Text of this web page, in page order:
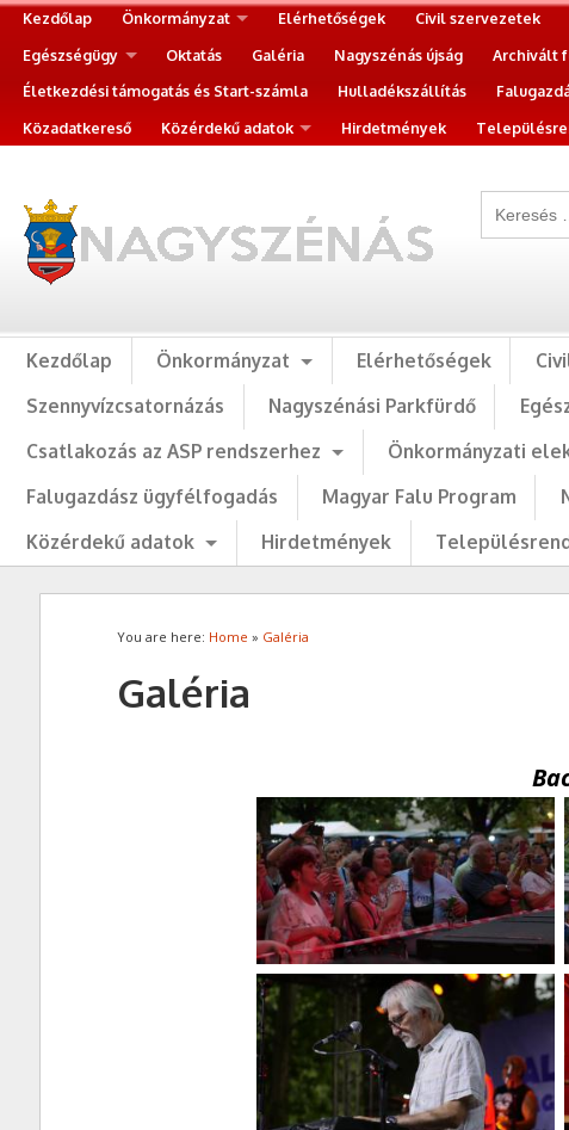
Kezdőlap Önkormányzat Elérhetőségek Civil szervezetek
Egészségügy
Oktatás Galéria Nagyszénás újság Archivált
Életkezdési támogatás és Start-számla
Hulladékszállítás
Közadatkereső
Közérdekű adatok Hirdetmények
Kezdőlap Önkormányzat Elérhetőségek
Szennyvízcsatornázás
Nagyszénási Parkfürdő
Csatlakozás az ASP rendszerhez
Önkormányzati
Falugazdász ügyfélfogadás
Magyar Falu Program
Közérdekű adatok
Hirdetmények
You are here: Home » Galéria
Galéria